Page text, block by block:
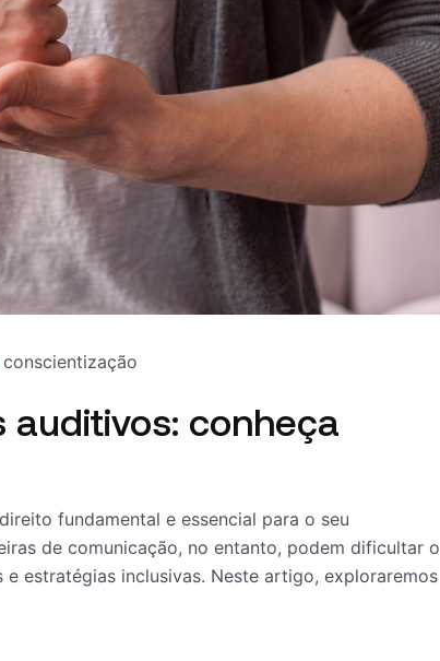
conscientização
conheça
fundamental e essencial para o seu
de comunicação, no entanto, podem dificultar o
estratégias inclusivas. Neste artigo, exploraremos